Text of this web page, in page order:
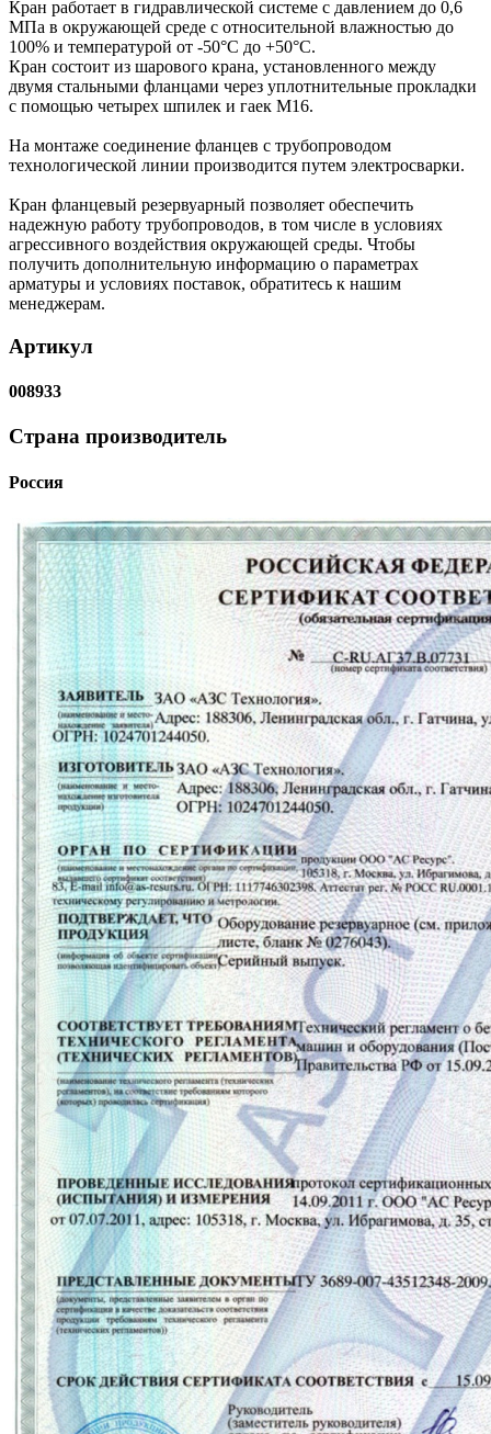
Кран работает в гидравлической системе с давлением до 0,6
МПа в окружающей среде с относительной влажностью до
100% и температурой от -50°C до +50°C.
Кран состоит из шарового крана, установленного между
двумя стальными фланцами через уплотнительные прокладки
с помощью четырех шпилек и гаек М16.
На монтаже соединение фланцев с трубопроводом
технологической линии производится путем электросварки.
Кран фланцевый резервуарный позволяет обеспечить
надежную работу трубопроводов, в том числе в условиях
агрессивного воздействия окружающей среды. Чтобы
получить дополнительную информацию о параметрах
арматуры и условиях поставок, обратитесь к нашим
менеджерам.
Артикул
008933
Страна производитель
Россия